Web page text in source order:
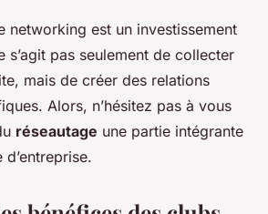
networking est un investissement
s’agit pas seulement de collecter
mais de créer des relations
Alors, n’hésitez pas à vous
réseautage une partie intégrante